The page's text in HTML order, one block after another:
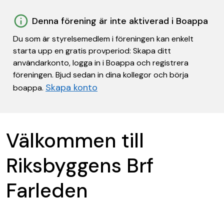
Denna förening är inte aktiverad i Boappa
Du som är styrelsemedlem i föreningen kan enkelt
starta upp en gratis provperiod: Skapa ditt
användarkonto, logga in i Boappa och registrera
föreningen. Bjud sedan in dina kollegor och börja
boappa. Skapa konto
Välkommen till
Riksbyggens Brf
Farleden